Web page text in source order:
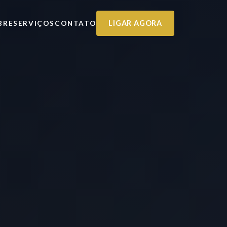
SERVIÇOS CONTATO LIGAR AGORA